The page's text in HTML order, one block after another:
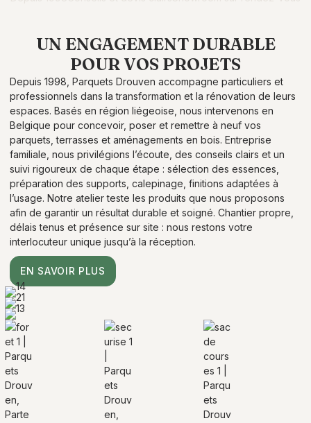
UN ENGAGEMENT DURABLE
POUR VOS PROJETS
Depuis 1998, Parquets Drouven accompagne particuliers et
professionnels dans la transformation et la rénovation de leurs
espaces. Basés en région liégeoise, nous intervenons en
Belgique pour concevoir, poser et remettre à neuf vos
parquets, terrasses et aménagements en bois. Entreprise
familiale, nous privilégions l’écoute, des conseils clairs et un
suivi rigoureux de chaque étape : sélection des essences,
préparation des supports, calepinage, finitions adaptées à
l’usage. Notre atelier teste les produits que nous proposons
afin de garantir un résultat durable et soigné. Chantier propre,
délais tenus et présence sur site : nous restons votre
interlocuteur unique jusqu’à la réception.
EN SAVOIR PLUS